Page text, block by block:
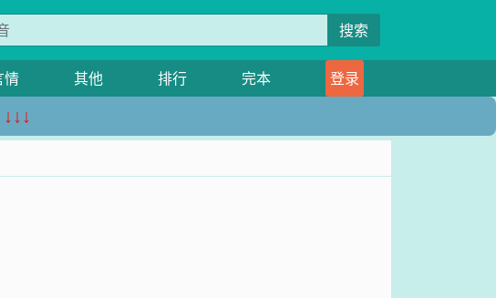
搜索
情 其他 排行 完本
登录
↓↓↓